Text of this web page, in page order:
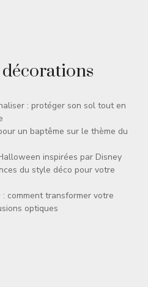
: protéger son sol tout en
un baptême sur le thème du
inspirées par Disney
du style déco pour votre
comment transformer votre
optiques